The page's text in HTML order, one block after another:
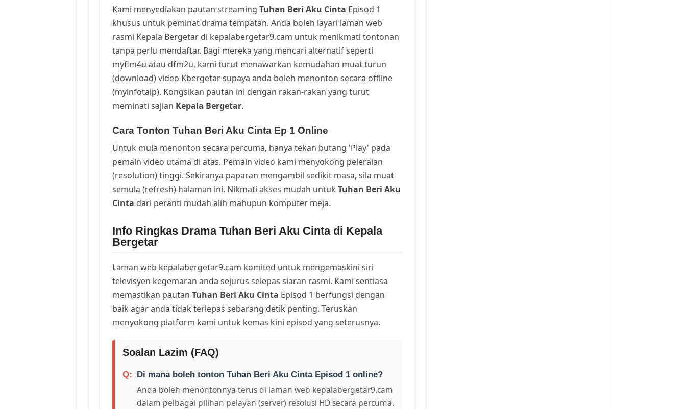
Kami menyediakan pautan streaming Tuhan Beri Aku Cinta Episod 1
khusus untuk peminat drama tempatan. Anda boleh layari laman web
rasmi Kepala Bergetar di kepalabergetar9.cam untuk menikmati tontonan
tanpa perlu mendaftar. Bagi mereka yang mencari alternatif seperti
myflm4u atau dfm2u, kami turut menawarkan kemudahan muat turun
(download) video Kbergetar supaya anda boleh menonton secara offline
(myinfotaip). Kongsikan pautan ini dengan rakan-rakan yang turut
meminati sajian Kepala Bergetar.
Cara Tonton Tuhan Beri Aku Cinta Ep 1 Online
Untuk mula menonton secara percuma, hanya tekan butang 'Play' pada
pemain video utama di atas. Pemain video kami menyokong peleraian
(resolution) tinggi. Sekiranya paparan mengambil sedikit masa, sila muat
semula (refresh) halaman ini. Nikmati akses mudah untuk Tuhan Beri Aku
Cinta dari peranti mudah alih mahupun komputer meja.
Info Ringkas Drama Tuhan Beri Aku Cinta di Kepala
Bergetar
Laman web kepalabergetar9.cam komited untuk mengemaskini siri
televisyen kegemaran anda sejurus selepas siaran rasmi. Kami sentiasa
memastikan pautan Tuhan Beri Aku Cinta Episod 1 berfungsi dengan
baik agar anda tidak terlepas sebarang detik penting. Teruskan
menyokong platform kami untuk kemas kini episod yang seterusnya.
Soalan Lazim (FAQ)
Di mana boleh tonton Tuhan Beri Aku Cinta Episod 1 online?
Anda boleh menontonnya terus di laman web kepalabergetar9.cam
dalam pelbagai pilihan pelayan (server) resolusi HD secara percuma.